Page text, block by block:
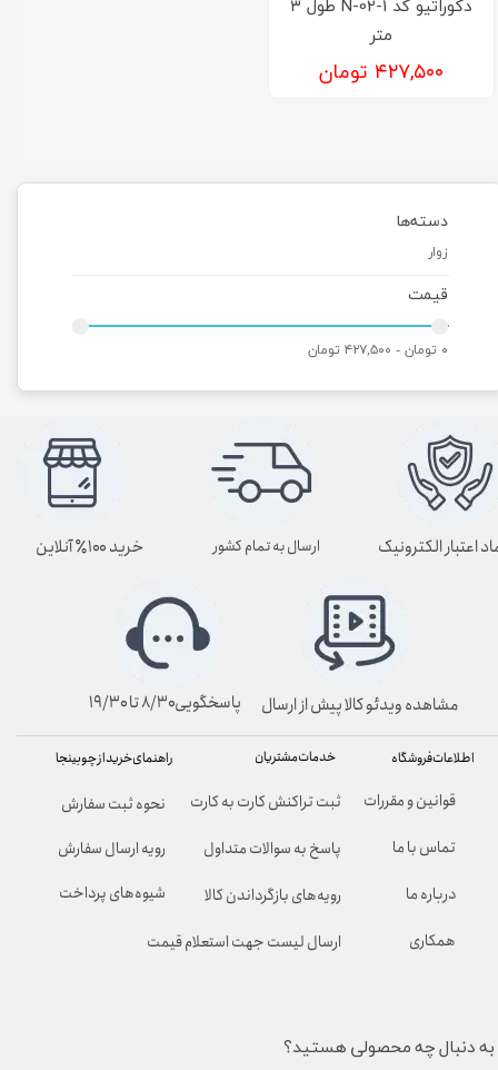
دسته‌ها
زوار
قیمت
۰ تومان - ۴۲۷,۵۰۰ تومان
متر
۴۲۷,۵۰۰ تومان
راهنمای خرید از چوبینجا
نحوه ثبت سفارش
رویه ارسال سفارش
شیوه‌های پرداخت
خدمات مشتریان
ثبت تراکنش کارت به کارت
پاسخ به سوالات متداول
رویه‌های بازگرداندن کالا
ارسال لیست جهت استعلام قیمت
اطلاعات فروشگاه
قوانین و مقررات
تماس با ما
درباره ما
همکاری
به دنبال چه محصولی هستید؟
ارسال به تمام کشور
پاسخگویی۸/۳۰ تا ۱۹/۳۰
اعتبار الکترونیک خرید ۱۰۰٪ آنلاین
مشاهده ویدئو کالا پیش از ارسال